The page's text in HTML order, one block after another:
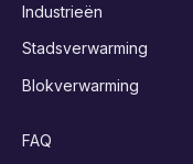
Industrieën
Stadsverwarming
Blokverwarming
FAQ